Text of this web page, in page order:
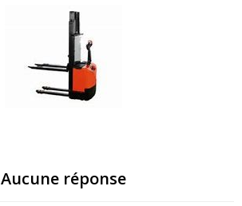
Aucune réponse